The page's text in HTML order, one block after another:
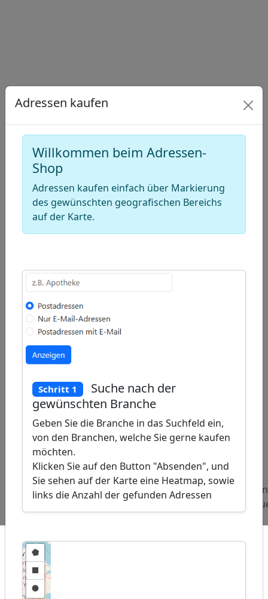
polygon
a
Draw
circle
Edit
layers
Beliebte
Adressen
Adressen
Adressen
Adressen kaufen
Willkommen beim Adressen-
Shop
Adressen kaufen einfach über Markierung
des gewünschten geografischen Bereichs
auf der Karte.
Schritt 1
Suche nach der
gewünschten Branche
Geben Sie die Branche in das Suchfeld ein,
von den Branchen, welche Sie gerne kaufen
möchten.
Klicken Sie auf den Button "Absenden", und
Sie sehen auf der Karte eine Heatmap, sowie
links die Anzahl der gefunden Adressen